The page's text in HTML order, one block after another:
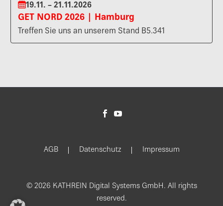
19.11. – 21.11.2026
GET NORD 2026 | Hamburg
Treffen Sie uns an unserem Stand B5.341
AGB Datenschutz Impressum
© 2026 KATHREIN Digital Systems GmbH. All rights
reserved.